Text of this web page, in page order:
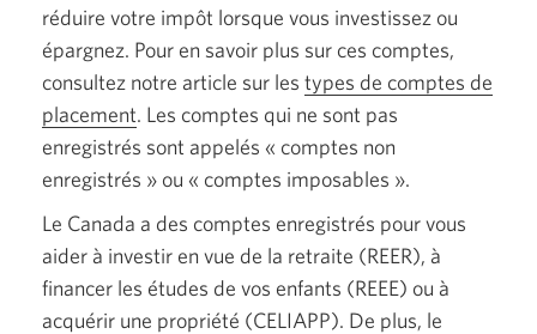
réduire votre impôt lorsque vous investissez ou
épargnez. Pour en savoir plus sur ces comptes,
consultez notre article sur les types de comptes de
placement. Les comptes qui ne sont pas
enregistrés sont appelés « comptes non
enregistrés » ou « comptes imposables ».
Le Canada a des comptes enregistrés pour vous
aider à investir en vue de la retraite (REER), à
financer les études de vos enfants (REEE) ou à
acquérir une propriété (CELIAPP). De plus, le